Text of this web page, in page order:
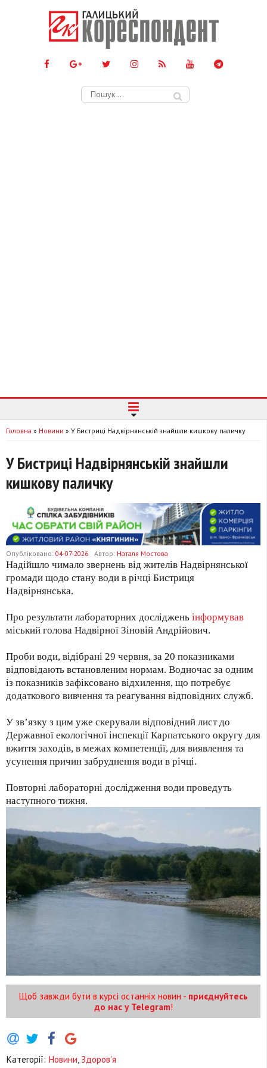
Пошук:
Головна » Новини » У Бистриці Надвірнянській знайшли кишкову паличку
У Бистриці Надвірнянській знайшли
кишкову паличку
Опубліковано: 04-07-2026 Автор: Наталя Мостова
Надійшло чимало звернень від жителів Надвірнянської
громади щодо стану води в річці Бистриця
Надвірнянська.
Про результати лабораторних досліджень інформував
міський голова Надвірної Зіновій Андрійович.
Проби води, відібрані 29 червня, за 20 показниками
відповідають встановленим нормам. Водночас за одним
із показників зафіксовано відхилення, що потребує
додаткового вивчення та реагування відповідних служб.
У зв’язку з цим уже скерували відповідний лист до
Державної екологічної інспекції Карпатського округу для
вжиття заходів, в межах компетенції, для виявлення та
усунення причин забруднення води в річці.
Повторні лабораторні дослідження води проведуть
наступного тижня.
Щоб завжди бути в курсі останніх новин - приєднуйтесь
до нас у Telegram!
Категорії: Новини Здоров'я